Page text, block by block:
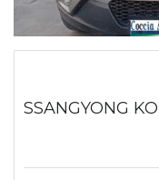
SSANGYONG